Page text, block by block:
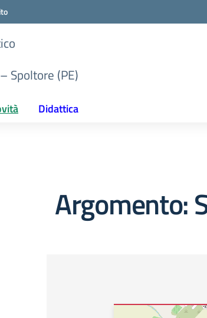
Spoltore (PE)
Didattica
Argomento: